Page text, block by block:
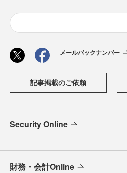
メールバックナンバー
記事掲載のご依頼
Security Online
財務・会計Online